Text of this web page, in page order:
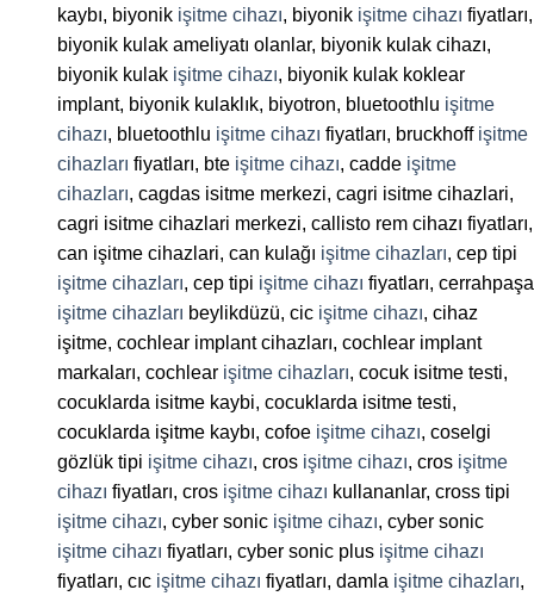
kaybı, biyonik işitme cihazı, biyonik işitme cihazı fiyatları,
biyonik kulak ameliyatı olanlar, biyonik kulak cihazı,
biyonik kulak işitme cihazı, biyonik kulak koklear
implant, biyonik kulaklık, biyotron, bluetoothlu işitme
cihazı, bluetoothlu işitme cihazı fiyatları, bruckhoff işitme
cihazları fiyatları, bte işitme cihazı, cadde işitme
cihazları, cagdas isitme merkezi, cagri isitme cihazlari,
cagri isitme cihazlari merkezi, callisto rem cihazı fiyatları,
can işitme cihazlari, can kulağı işitme cihazları, cep tipi
işitme cihazları, cep tipi işitme cihazı fiyatları, cerrahpaşa
işitme cihazları beylikdüzü, cic işitme cihazı, cihaz
işitme, cochlear implant cihazları, cochlear implant
markaları, cochlear işitme cihazları, cocuk isitme testi,
cocuklarda isitme kaybi, cocuklarda isitme testi,
cocuklarda işitme kaybı, cofoe işitme cihazı, coselgi
gözlük tipi işitme cihazı, cros işitme cihazı, cros işitme
cihazı fiyatları, cros işitme cihazı kullananlar, cross tipi
işitme cihazı, cyber sonic işitme cihazı, cyber sonic
işitme cihazı fiyatları, cyber sonic plus işitme cihazı
fiyatları, cıc işitme cihazı fiyatları, damla işitme cihazları,